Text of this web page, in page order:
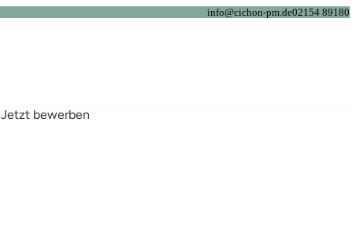
info@cichon-pm.de02154 89180
Jetzt bewerben